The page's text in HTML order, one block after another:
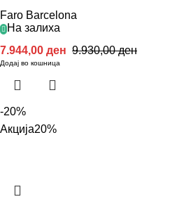
Faro Barcelona
На залиха
9.930,00ден
7.944,00 ден
Додај во кошница
-20%
Акција20%